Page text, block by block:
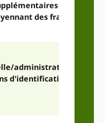
des frais
administration
d'identification